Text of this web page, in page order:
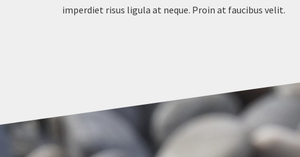
imperdiet risus ligula at neque. Proin at faucibus velit.